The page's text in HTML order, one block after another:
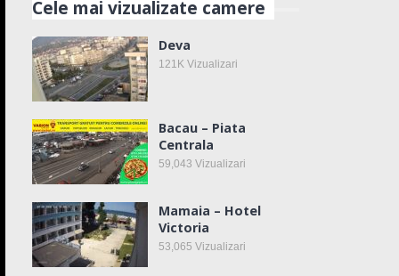
Cele mai vizualizate camere
Deva
121K Vizualizari
Bacau – Piata
Centrala
59,043 Vizualizari
Mamaia – Hotel
Victoria
53,065 Vizualizari